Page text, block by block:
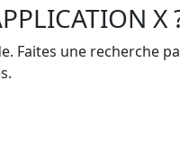
X
une recherche